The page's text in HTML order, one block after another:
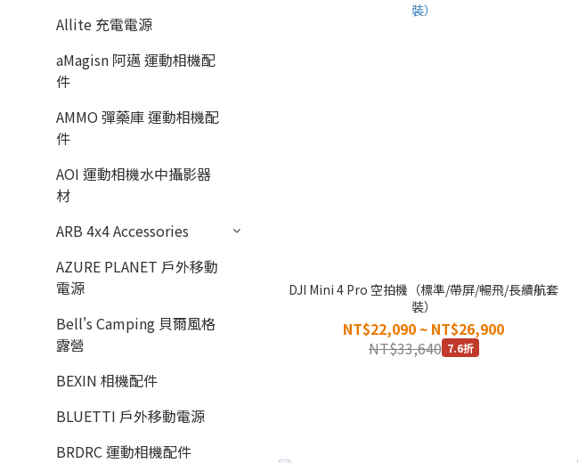
Allite 充電電源
aMagisn 阿邁 運動相機配
件
AMMO 彈藥庫 運動相機配
件
AOI 運動相機水中攝影器
材
ARB 4x4 Accessories
AZURE PLANET 戶外移動
電源
Bell's Camping 貝爾風格
露營
BEXIN 相機配件
BLUETTI 戶外移動電源
BRDRC 運動相機配件
DJI Mini 4 Pro 空拍機（標準/帶屏/暢飛/長續航套
裝）
NT$22,090 ~ NT$26,900
NT$33,640 7.6折